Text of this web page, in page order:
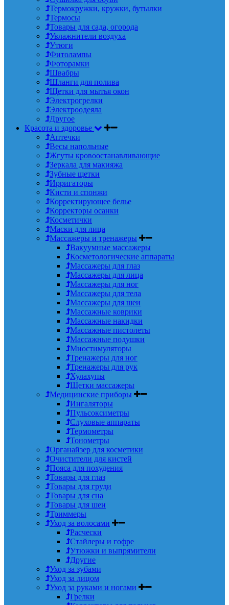
Термокружки, кружки, бутылки
Термосы
Товары для сада, огорода
Увлажнители воздуха
Утюги
Фитолампы
Фоторамки
Швабры
Шланги для полива
Щетки для мытья окон
Электрогрелки
Электроодеяла
Другое
Красота и здоровье
Аптечки
Весы напольные
Жгуты кровоостанавливающие
Зеркала для макияжа
Зубные щетки
Ирригаторы
Кисти и спонжи
Корректирующее белье
Корректоры осанки
Косметички
Маски для лица
Массажеры и тренажеры
Вакуумные массажеры
Косметологические аппараты
Массажеры для глаз
Массажеры для лица
Массажеры для ног
Массажеры для тела
Массажеры для шеи
Массажные коврики
Массажные накидки
Массажные пистолеты
Массажные подушки
Миостимуляторы
Тренажеры для ног
Тренажеры для рук
Хулахупы
Щетки массажеры
Медицинские приборы
Ингаляторы
Пульсоксиметры
Слуховые аппараты
Термометры
Тонометры
Органайзер для косметики
Очистители для кистей
Пояса для похудения
Товары для глаз
Товары для груди
Товары для сна
Товары для шеи
Триммеры
Уход за волосами
Расчески
Стайлеры и гофре
Утюжки и выпрямители
Другие
Уход за зубами
Уход за лицом
Уход за руками и ногами
Грелки